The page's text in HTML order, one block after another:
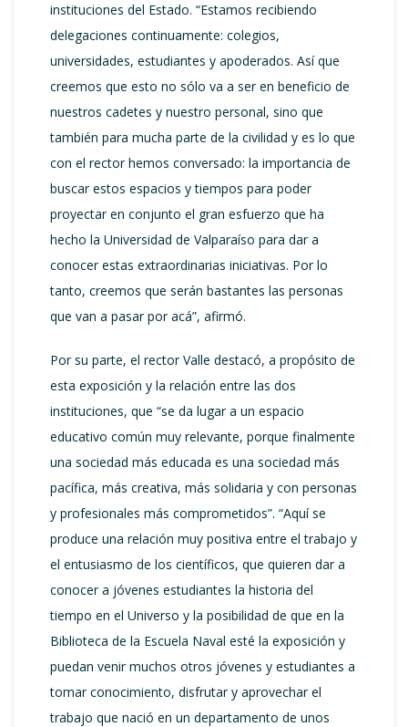
instituciones del Estado. “Estamos recibiendo
delegaciones continuamente: colegios,
universidades, estudiantes y apoderados. Así que
creemos que esto no sólo va a ser en beneficio de
nuestros cadetes y nuestro personal, sino que
también para mucha parte de la civilidad y es lo que
con el rector hemos conversado: la importancia de
buscar estos espacios y tiempos para poder
proyectar en conjunto el gran esfuerzo que ha
hecho la Universidad de Valparaíso para dar a
conocer estas extraordinarias iniciativas. Por lo
tanto, creemos que serán bastantes las personas
que van a pasar por acá”, afirmó.
Por su parte, el rector Valle destacó, a propósito de
esta exposición y la relación entre las dos
instituciones, que “se da lugar a un espacio
educativo común muy relevante, porque finalmente
una sociedad más educada es una sociedad más
pacífica, más creativa, más solidaria y con personas
y profesionales más comprometidos”. “Aquí se
produce una relación muy positiva entre el trabajo y
el entusiasmo de los científicos, que quieren dar a
conocer a jóvenes estudiantes la historia del
tiempo en el Universo y la posibilidad de que en la
Biblioteca de la Escuela Naval esté la exposición y
puedan venir muchos otros jóvenes y estudiantes a
tomar conocimiento, disfrutar y aprovechar el
trabajo que nació en un departamento de unos